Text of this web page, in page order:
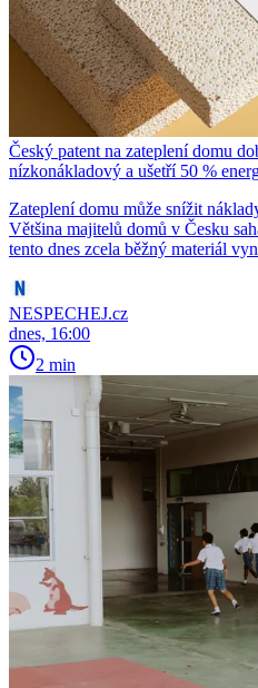
Český patent na zateplení domu
nízkonákladový a ušetří 50 %
Zateplení domu může snížit
Většina majitelů domů v Česku
tento dnes zcela běžný materiál
NESPECHEJ.cz
dnes, 16:00
2 min